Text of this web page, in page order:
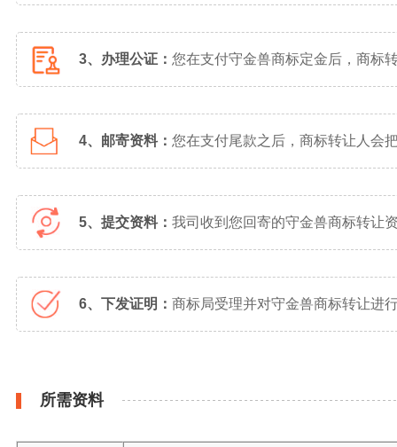
3、办理公证： 您在支付守金兽商标定金后，商标
4、邮寄资料： 您在支付尾款之后，商标转让人会
5、提交资料： 我司收到您回寄的守金兽商标转让
6、下发证明： 商标局受理并对守金兽商标转让进
所需资料